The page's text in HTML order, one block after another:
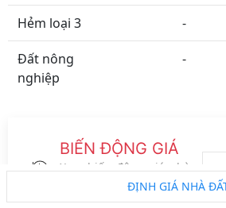
Hẻm loại 3 -
Đất nông
nghiệp
-
BIẾN ĐỘNG GIÁ
Xem biến động giá nhà
đất của khu vực này
trong 2 năm gần nhất
ĐỊNH GIÁ NHÀ
Metro ĐS CT Vành đai